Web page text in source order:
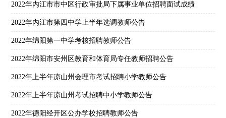
2022年内江市市中区行政审批局下属事业单位招聘面试成绩
2022年内江市第四中学上半年选调教师公告
2022年绵阳第一中学考核招聘教师公告
2022年绵阳市安州区教育和体育局专任教师招聘公告
2022年上半年凉山州会理市考试招聘小学教师公告
2022年上半年凉山州考试招聘中小学教师公告
2022年德阳经开区公办学校招聘教师公告